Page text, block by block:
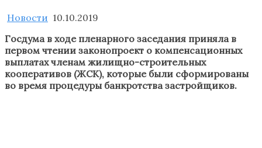
Новости 10.10.2019
Госдума в ходе пленарного заседания приняла в
первом чтении законопроект о компенсационных
выплатах членам жилищно-строительных
кооперативов (ЖСК), которые были сформированы
во время процедуры банкротства застройщиков.